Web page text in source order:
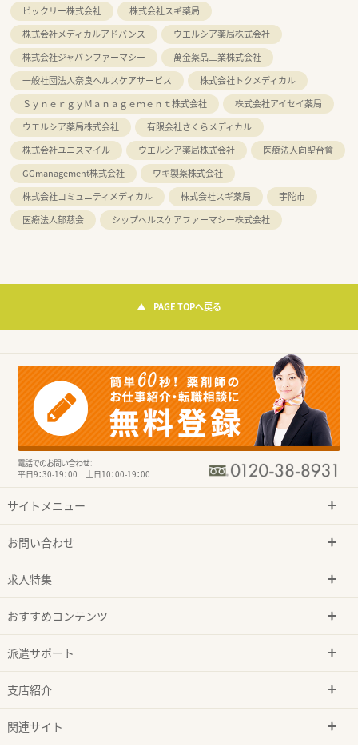
ビックリー株式会社
株式会社スギ薬局
株式会社メディカルアドバンス
ウエルシア薬局株式会社
株式会社ジャパンファーマシー
萬金薬品工業株式会社
一般社団法人奈良ヘルスケアサービス
株式会社トクメディカル
ＳｙｎｅｒｇｙＭａｎａｇｅｍｅｎｔ株式会社
株式会社アイセイ薬局
ウエルシア薬局株式会社
有限会社さくらメディカル
株式会社ユニスマイル
ウエルシア薬局株式会社
医療法人向聖台會
GGmanagement株式会社
ワキ製薬株式会社
株式会社コミュニティメディカル
株式会社スギ薬局
宇陀市
医療法人郁慈会
シップヘルスケアファーマシー株式会社
PAGE TOPへ戻る
電話でのお問い合わせ：
平日9：30-19：00 土日10：00-19：00
サイトメニュー
お問い合わせ
求人特集
おすすめコンテンツ
派遣サポート
支店紹介
関連サイト